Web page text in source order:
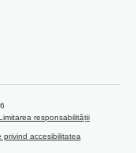
responsabilității
privind accesibilitatea